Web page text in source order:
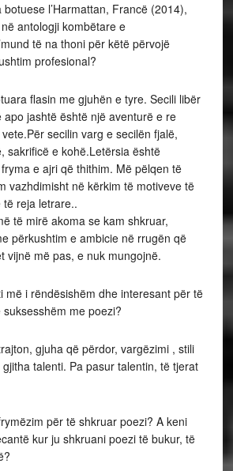
l’Harmattan, Francë (2014),
antologji kombëtare e
të na thoni për këtë përvojë
profesional?
flasin me gjuhën e tyre. Secili libër
apo jashtë është një aventurë e re
secilin varg e secilën fjalë,
sakrificë e kohë.Letërsia është
e ajri që thithim. Më pëlqen të
vazhdimisht në kërkim të motiveve të
reja letrare..
të mirë akoma se kam shkruar,
përkushtim e ambicie në rrugën që
vijnë më pas, e nuk mungojnë.
më i rëndësishëm dhe interesant për të
me poezi?
gjuha që përdor, vargëzimi , stili
talenti. Pa pasur talentin, të tjerat
për të shkruar poezi? A keni
kur ju shkruani poezi të bukur, të